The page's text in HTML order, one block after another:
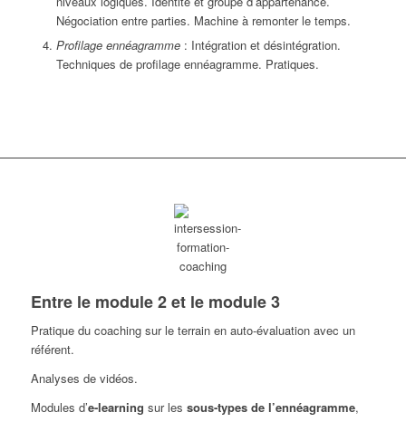
Négociation entre parties. Machine à remonter le temps.
Profilage ennéagramme: Intégration et désintégration.
Techniques de profilage ennéagramme. Pratiques.
Entre le module 2 et le module 3
Pratique du coaching sur le terrain en auto-évaluation avec un
référent.
Analyses de vidéos.
Modules d’e-learning sur les sous-types de l’ennéagramme,